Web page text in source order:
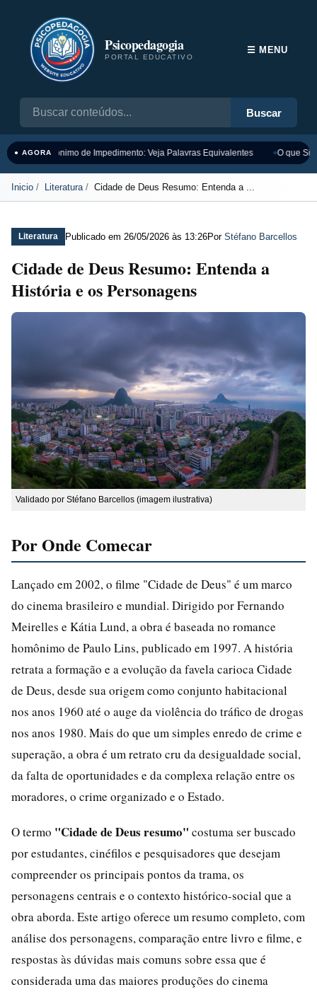
Psicopedagogia
PORTAL EDUCATIVO
Buscar
☰ MENU
● AGORASinônimo de Impedimento: Veja Palavras Equivalentes O que
Inicio Literatura Cidade de Deus Resumo: Entenda a ...
Literatura Publicado em 26/05/2026 às 13:26Por Stéfano Barcellos
Cidade de Deus Resumo: Entenda a
História e os Personagens
Validado por Stéfano Barcellos (imagem ilustrativa)
Por Onde Comecar
Lançado em 2002, o filme "Cidade de Deus" é um marco
do cinema brasileiro e mundial. Dirigido por Fernando
Meirelles e Kátia Lund, a obra é baseada no romance
homônimo de Paulo Lins, publicado em 1997. A história
retrata a formação e a evolução da favela carioca Cidade
de Deus, desde sua origem como conjunto habitacional
nos anos 1960 até o auge da violência do tráfico de drogas
nos anos 1980. Mais do que um simples enredo de crime e
superação, a obra é um retrato cru da desigualdade social,
da falta de oportunidades e da complexa relação entre os
moradores, o crime organizado e o Estado.
O termo "Cidade de Deus resumo" costuma ser buscado
por estudantes, cinéfilos e pesquisadores que desejam
compreender os principais pontos da trama, os
personagens centrais e o contexto histórico-social que a
obra aborda. Este artigo oferece um resumo completo, com
análise dos personagens, comparação entre livro e filme, e
respostas às dúvidas mais comuns sobre essa que é
considerada uma das maiores produções do cinema